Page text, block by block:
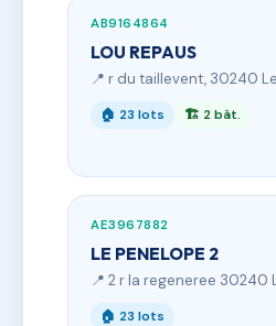
AB9164864
LOU REPAUS
📍 r du taillevent, 30240
🏠 23 lots 🏗 2 bât.
AE3967882
LE PENELOPE 2
📍 2 r la regeneree 30240
🏠 23 lots